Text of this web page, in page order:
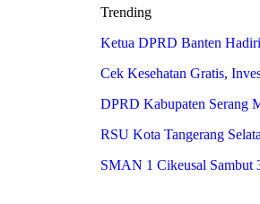
Trending
Ketua DPRD Banten
Cek Kesehatan Gratis,
DPRD Kabupaten Serang
RSU Kota Tangerang
SMAN 1 Cikeusal Sambut